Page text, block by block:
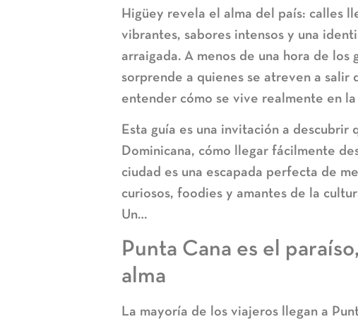
Higüey revela el alma del país: calles
vibrantes, sabores intensos y una
arraigada. A menos de una hora de los
sorprende a quienes se atreven a salir
entender cómo se vive realmente en
Esta guía es una invitación a descubrir
Dominicana, cómo llegar fácilmente
ciudad es una escapada perfecta de
curiosos, foodies y amantes de la
Un…
Punta Cana es el
alma
La mayoría de los viajeros llegan a